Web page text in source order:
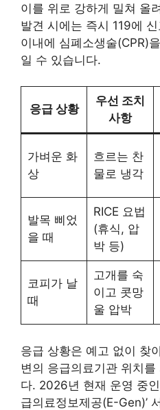
이를 위로 강하게 밀쳐 올
발견 시에는 즉시 119에
이내에 심폐소생술(CPR)
일 수 있습니다.
응급 상황
우선 조치
사항
가벼운 화
상
흐르는 찬
물로 냉각
발목 삐었
을 때
RICE 요법
(휴식, 압
박 등)
코피가 날
때
고개를 숙
이고 콧망
울 압박
응급 상황은 예고 없이 찾
변의 응급의료기관 위치
다. 2026년 현재 운영 중
급의료정보제공(E-Gen)’